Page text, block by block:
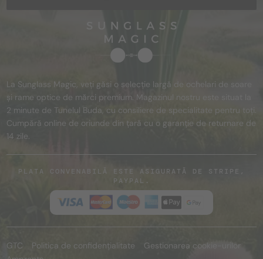
La Sunglass Magic, veți găsi o selecție largă de ochelari de soare
și rame optice de mărci premium. Magazinul nostru este situat la
2 minute de Tunelul Buda, cu consiliere de specialitate pentru toți.
Cumpără online de oriunde din țară cu o garanție de returnare de
14 zile.
PLATA CONVENABILĂ ESTE ASIGURATĂ DE STRIPE,
PAYPAL.
GTC Politica de confidențialitate
Gestionarea cookie-urilor